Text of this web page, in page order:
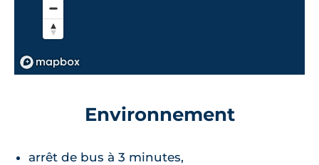
Environnement
arrêt de bus à 3 minutes,